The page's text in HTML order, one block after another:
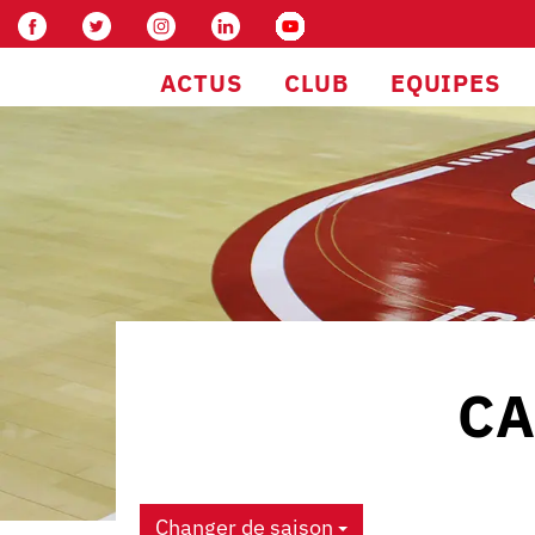
ACTUS CLUB EQUIPES
Changer de saison